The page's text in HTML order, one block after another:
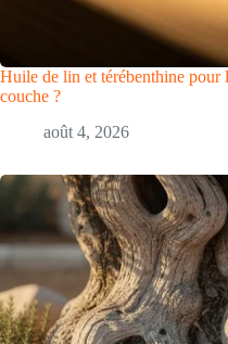
Huile de lin et térébenthine pour
couche ?
août 4, 2026